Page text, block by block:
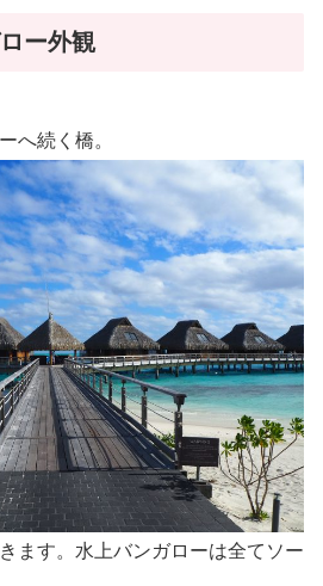
ー外観
へ続く橋。
ます。水上バンガローは全てソー